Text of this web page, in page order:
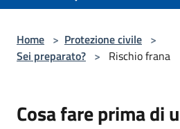
Home > Protezione civile >
Sei preparato? > Rischio frana
Cosa fare prima di